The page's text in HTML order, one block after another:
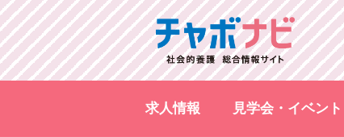
求人情報 見学会・イベント